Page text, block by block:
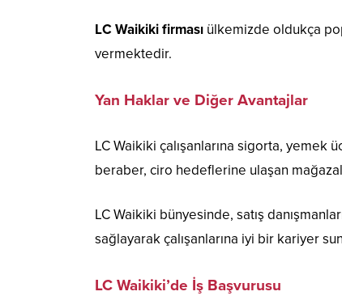
LC Waikiki firması ülkemizde oldukça
vermektedir.
Yan Haklar ve Diğer Avantajlar
LC Waikiki çalışanlarına sigorta, yemek
beraber, ciro hedeflerine ulaşan
LC Waikiki bünyesinde, satış
sağlayarak çalışanlarına iyi bir kariyer
LC Waikiki’de İş Başvurusu